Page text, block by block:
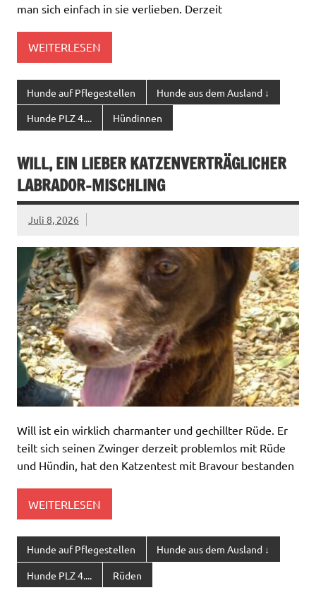
man sich einfach in sie verlieben. Derzeit
WEITERLESEN
Hunde auf Pflegestellen Hunde aus dem Ausland ↓
Hunde PLZ 4.... Hündinnen
WILL, EIN LIEBER KATZENVERTRÄGLICHER
LABRADOR-MISCHLING
Juli 8, 2026
Will ist ein wirklich charmanter und gechillter Rüde. Er
teilt sich seinen Zwinger derzeit problemlos mit Rüde
und Hündin, hat den Katzentest mit Bravour bestanden
WEITERLESEN
Hunde auf Pflegestellen Hunde aus dem Ausland ↓
Hunde PLZ 4.... Rüden